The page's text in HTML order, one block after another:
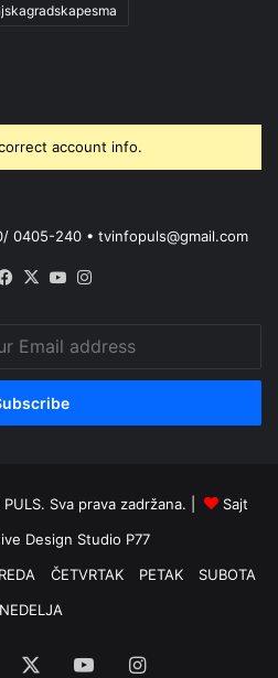
account info.
0405-240 • tvinfopuls@gmail.com
Facebook
X YouTube
Sva prava zadržana. |
Sajt
Design Studio P77
ČETVRTAK PETAK
SUBOTA
NEDELJA
YouTubeInstagram